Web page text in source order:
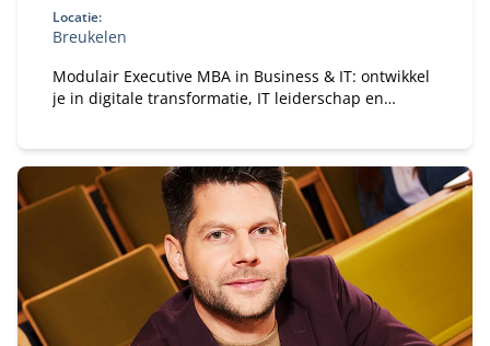
Locatie:
Breukelen
Modulair Executive MBA in Business & IT: ontwikkel
je in digitale transformatie, IT leiderschap en